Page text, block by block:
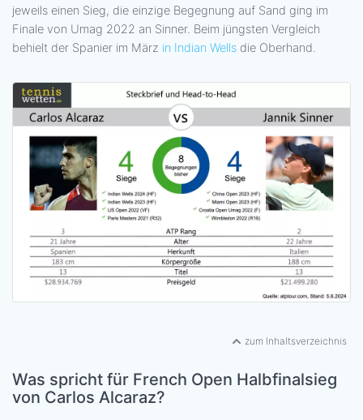
jeweils einen Sieg, die einzige Begegnung auf Sand ging im
Finale von Umag 2022 an Sinner. Beim jüngsten Vergleich
behielt der Spanier im März in Indian Wells die Oberhand.
zum Inhaltsverzeichnis
Was spricht für French Open Halbfinalsieg
von Carlos Alcaraz?